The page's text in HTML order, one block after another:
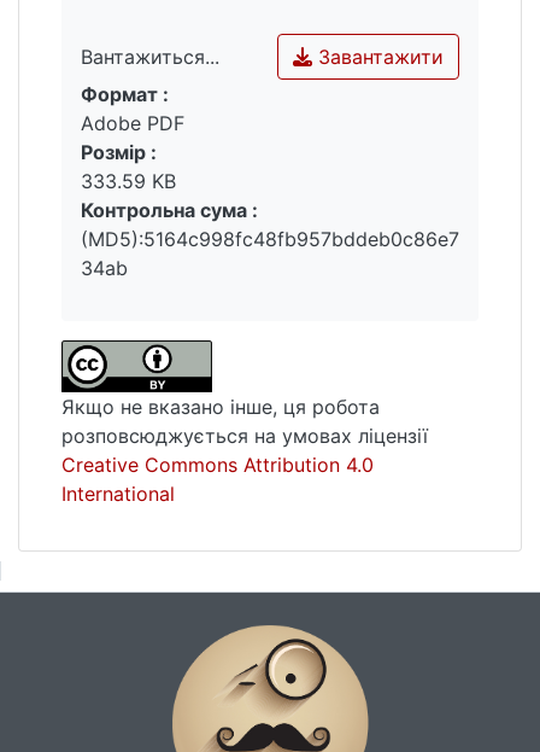
Вантажиться...
Вантажиться...
Завантажити
Формат :
Adobe PDF
Розмір :
333.59 KB
Контрольна сума :
(MD5):5164c998fc48fb957bddeb0c86e7
34ab
Якщо не вказано інше, ця робота
розповсюджується на умовах ліцензії
Creative Commons Attribution 4.0
International